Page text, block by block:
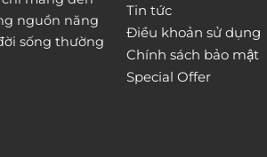
nguồn năng
sống thường
Tin tức
Điều khoản sử dụng
Chính sách bảo mật
Special Offer